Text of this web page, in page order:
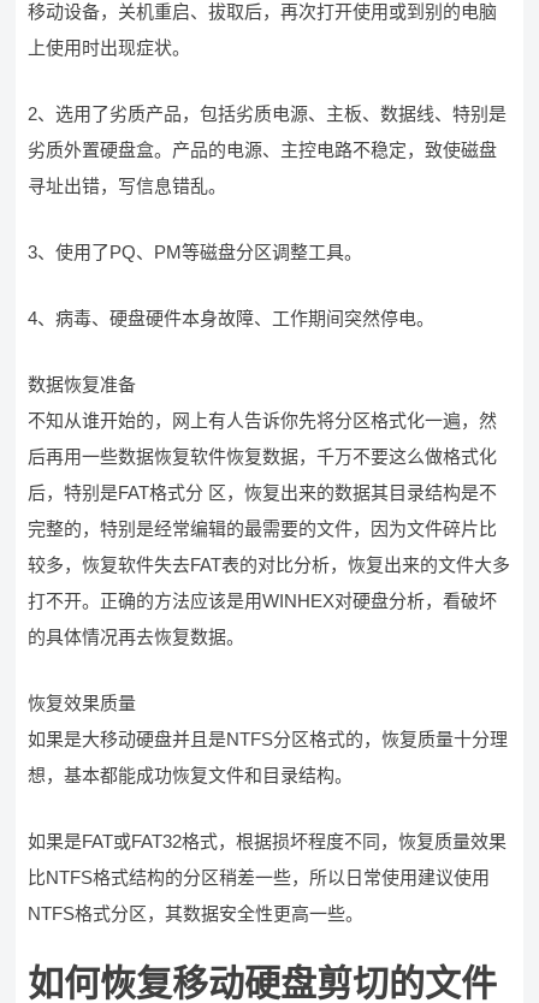
移动设备，关机重启、拔取后，再次打开使用或到别的电脑
上使用时出现症状。
2、选用了劣质产品，包括劣质电源、主板、数据线、特别是
劣质外置硬盘盒。产品的电源、主控电路不稳定，致使磁盘
寻址出错，写信息错乱。
3、使用了PQ、PM等磁盘分区调整工具。
4、病毒、硬盘硬件本身故障、工作期间突然停电。
数据恢复准备
不知从谁开始的，网上有人告诉你先将分区格式化一遍，然
后再用一些数据恢复软件恢复数据，千万不要这么做格式化
后，特别是FAT格式分 区，恢复出来的数据其目录结构是不
完整的，特别是经常编辑的最需要的文件，因为文件碎片比
较多，恢复软件失去FAT表的对比分析，恢复出来的文件大多
打不开。正确的方法应该是用WINHEX对硬盘分析，看破坏
的具体情况再去恢复数据。
恢复效果质量
如果是大移动硬盘并且是NTFS分区格式的，恢复质量十分理
想，基本都能成功恢复文件和目录结构。
如果是FAT或FAT32格式，根据损坏程度不同，恢复质量效果
比NTFS格式结构的分区稍差一些，所以日常使用建议使用
NTFS格式分区，其数据安全性更高一些。
如何恢复移动硬盘剪切的文件